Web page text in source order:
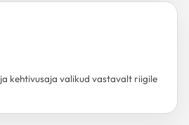
kehtivusaja valikud vastavalt riigile